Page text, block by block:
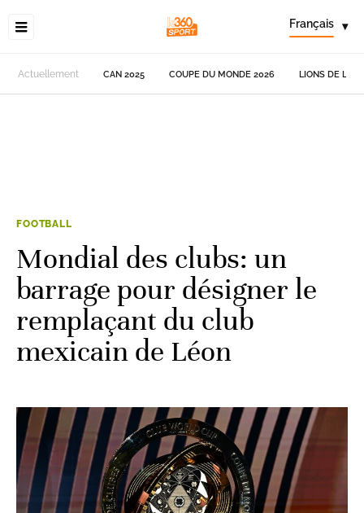
Français ▾
Actuellement CAN 2025 COUPE DU MONDE 2026 LIONS DE
FOOTBALL
Mondial des clubs: un
barrage pour désigner le
remplaçant du club
mexicain de Léon